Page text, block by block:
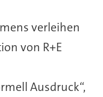
verleihen
von R+E
Ausdruck“,